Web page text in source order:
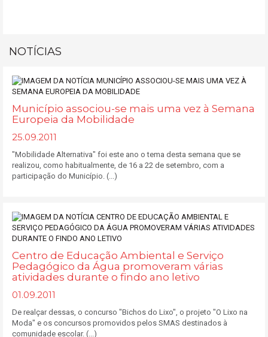
NOTÍCIAS
Município associou-se mais uma vez à Semana
Europeia da Mobilidade
25.09.2011
"Mobilidade Alternativa" foi este ano o tema desta semana que se
realizou, como habitualmente, de 16 a 22 de setembro, com a
participação do Município. (...)
Centro de Educação Ambiental e Serviço
Pedagógico da Água promoveram várias
atividades durante o findo ano letivo
01.09.2011
De realçar dessas, o concurso "Bichos do Lixo", o projeto "O Lixo na
Moda" e os concursos promovidos pelos SMAS destinados à
comunidade escolar. (...)